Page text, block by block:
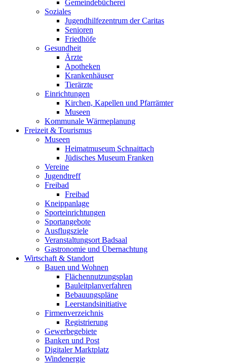
Gemeindebücherei
Soziales
Jugendhilfezentrum der Caritas
Senioren
Friedhöfe
Gesundheit
Ärzte
Apotheken
Krankenhäuser
Tierärzte
Einrichtungen
Kirchen, Kapellen und Pfarrämter
Museen
Kommunale Wärmeplanung
Freizeit & Tourismus
Museen
Heimatmuseum Schnaittach
Jüdisches Museum Franken
Vereine
Jugendtreff
Freibad
Freibad
Kneippanlage
Sporteinrichtungen
Sportangebote
Ausflugsziele
Veranstaltungsort Badsaal
Gastronomie und Übernachtung
Wirtschaft & Standort
Bauen und Wohnen
Flächennutzungsplan
Bauleitplanverfahren
Bebauungspläne
Leerstandsinitiative
Firmenverzeichnis
Registrierung
Gewerbegebiete
Banken und Post
Digitaler Marktplatz
Windenergie